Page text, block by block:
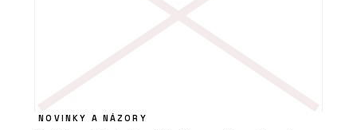
NOVINKY A NÁZORY